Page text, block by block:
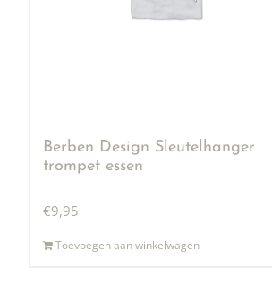
Berben Design Sleutelhanger
trompet essen
€9,95
Toevoegen aan winkelwagen